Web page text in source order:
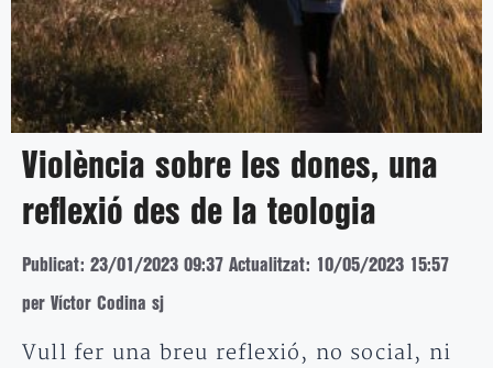
Violència sobre les dones, una
reflexió des de la teologia
Publicat: 23/01/2023 09:37 Actualitzat: 10/05/2023 15:57
per Víctor Codina sj
Vull fer una breu reflexió, no social, ni